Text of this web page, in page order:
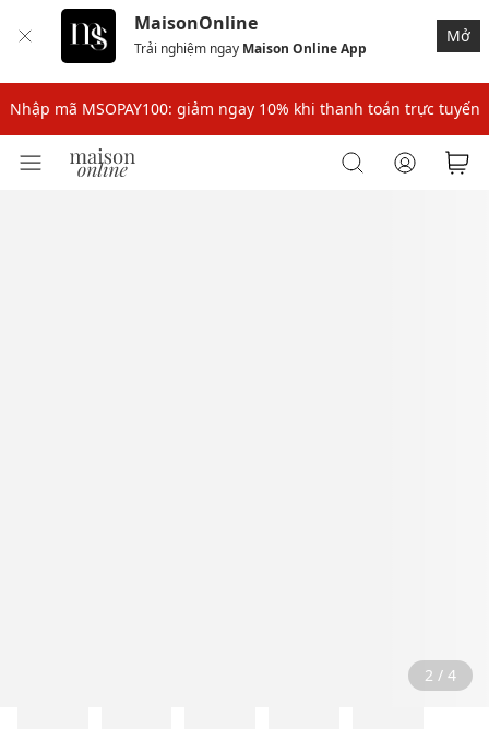
MaisonOnline
Trải nghiệm ngay Maison Online App
Mở
Nhập mã: MSOXINCHAO - Giảm 10% đơn đầu cho thành viên mới!
Nhập mã MSOPAY100: giảm ngay 10% khi thanh toán trực tuyến
Nhập mã: MSOXINCHAO - Giảm 10% đơn đầu cho thành viên mới!
2 / 4